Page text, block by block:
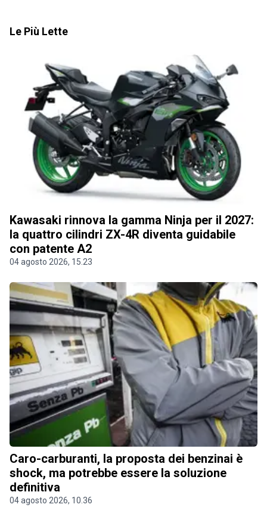
Le Più Lette
Kawasaki rinnova la gamma Ninja per il 2027:
la quattro cilindri ZX-4R diventa guidabile
con patente A2
04 agosto 2026, 15.23
Caro-carburanti, la proposta dei benzinai è
shock, ma potrebbe essere la soluzione
definitiva
04 agosto 2026, 10.36